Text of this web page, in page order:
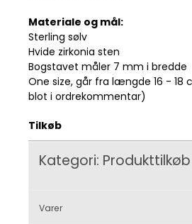
Materiale og mål:
Sterling sølv
Hvide zirkonia sten
Bogstavet måler 7 mm i bredde
One size, går fra længde 16 -
blot i ordrekommentar)
Tilkøb
Kategori: Produkttilkøb
Varer